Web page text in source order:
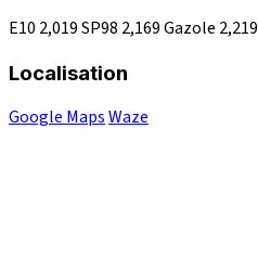
E10 2,019SP98 2,169Gazole 2,219
Localisation
Google MapsWaze